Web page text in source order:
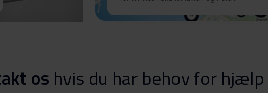
os hvis du har behov for hjælp